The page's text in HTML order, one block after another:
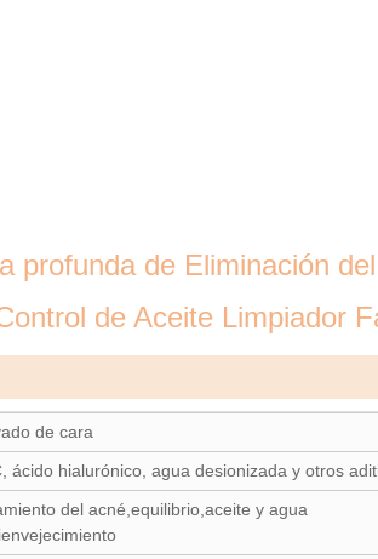
profunda de Eliminación
de Aceite Limpiador
de cara
ácido hialurónico, agua desionizada y otros
del acné,equilibrio,aceite y agua